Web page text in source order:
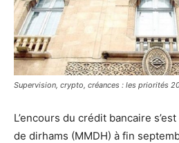
Supervision, crypto, créances : les priorités
L’encours du crédit bancaire
de dirhams (MMDH) à fin